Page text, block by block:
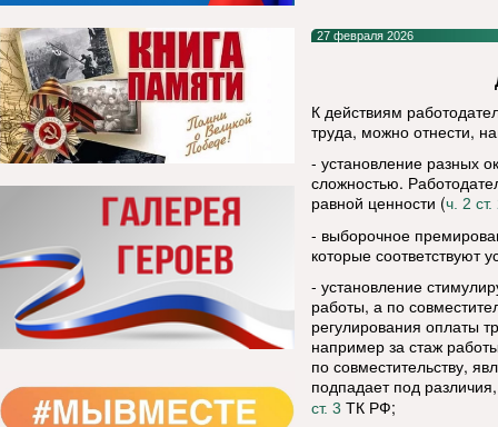
27 февраля 2026
К действиям
труда, можно отнести,
- установление разных
сложностью.
равной ценности (ч. 2 ст.
- выборочное
которые соответствуют
- установление
работы, а по
регулирования оплаты
например за стаж
по совместительству,
подпадает под
ст. 3 ТК РФ;